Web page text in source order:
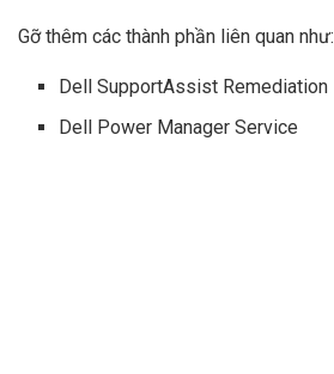
Gỡ thêm các thành phần liên quan như:
Dell SupportAssist Remediation
Dell Power Manager Service